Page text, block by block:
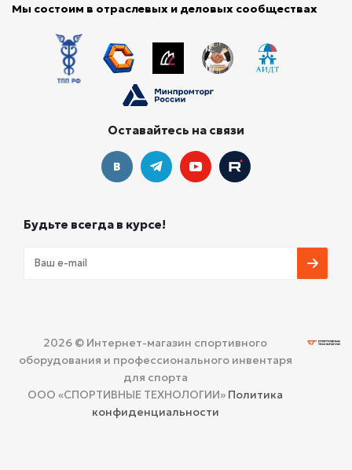
Мы состоим в отраслевых и деловых сообществах
Оставайтесь на связи
Будьте всегда в курсе!
2026 © Интернет-магазин спортивного
оборудования и профессионального инвентаря
для спорта
ООО «СПОРТИВНЫЕ ТЕХНОЛОГИИ» Политика
конфиденциальности